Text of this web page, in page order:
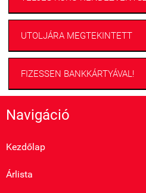
UTOLJÁRA MEGTEKINTETT
FIZESSEN BANKKÁRTYÁVAL!
Navigáció
Kezdőlap
Árlista